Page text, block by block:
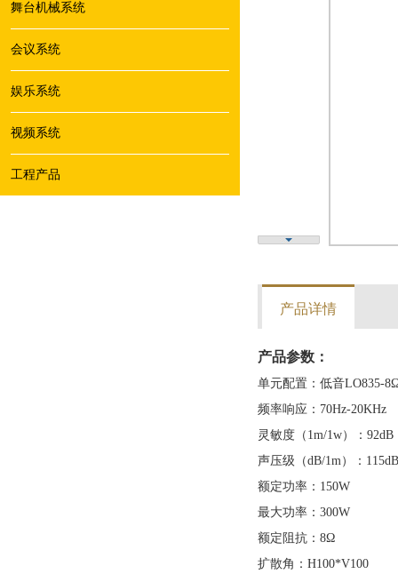
舞台机械系统
会议系统
娱乐系统
视频系统
工程产品
产品详情
产品参数：
单元配置：低音LO835-
频率响应：70Hz-20KHz
灵敏度（1m/1w）：92dB
声压级（dB/1m）：115dB
额定功率：150W
最大功率：300W
额定阻抗：8Ω
扩散角：H100*V100